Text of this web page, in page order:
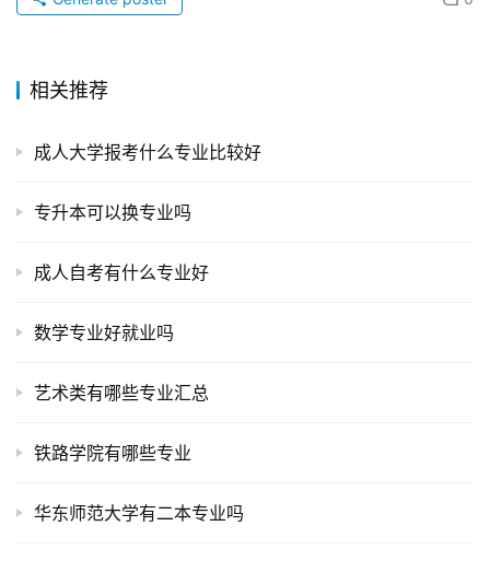
相关推荐
成人大学报考什么专业比较好
专升本可以换专业吗
成人自考有什么专业好
数学专业好就业吗
艺术类有哪些专业汇总
铁路学院有哪些专业
华东师范大学有二本专业吗